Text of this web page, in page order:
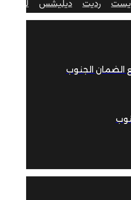
رديت ديليشس لينكدإن
الجنوب